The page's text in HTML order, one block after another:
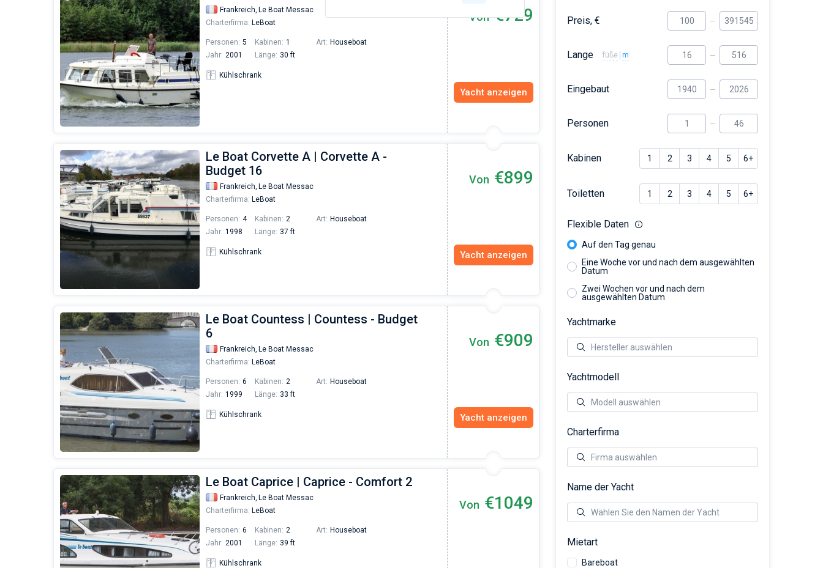
Frankreich, Le Boat Messac
Charterfirma: LeBoat
Personen: 5 Kabinen: 1 Art: Houseboat
Jahr: 2001 Länge: 30 ft
Kühlschrank
Von €729
Yacht anzeigen
Le Boat Corvette A | Corvette A -
Budget 16
Frankreich, Le Boat Messac
Charterfirma: LeBoat
Personen: 4 Kabinen: 2 Art: Houseboat
Jahr: 1998 Länge: 37 ft
Kühlschrank
Von €899
Yacht anzeigen
Le Boat Countess | Countess - Budget
6
Frankreich, Le Boat Messac
Charterfirma: LeBoat
Personen: 6 Kabinen: 2 Art: Houseboat
Jahr: 1999 Länge: 33 ft
Kühlschrank
Von €909
Yacht anzeigen
Le Boat Caprice | Caprice - Comfort 2
Frankreich, Le Boat Messac
Charterfirma: LeBoat
Personen: 6 Kabinen: 2 Art: Houseboat
Jahr: 2001 Länge: 39 ft
Kühlschrank
Von €1049
Preis, €
Lange füße m
Eingebaut
Personen
Kabinen 1 2 3 4 5 6+
Toiletten 1 2 3 4 5 6+
Flexible Daten
Auf den Tag genau
Eine Woche vor und nach dem ausgewählten
Datum
Zwei Wochen vor und nach dem
ausgewählten Datum
Yachtmarke
Yachtmodell
Charterfirma
Name der Yacht
Mietart
Bareboat